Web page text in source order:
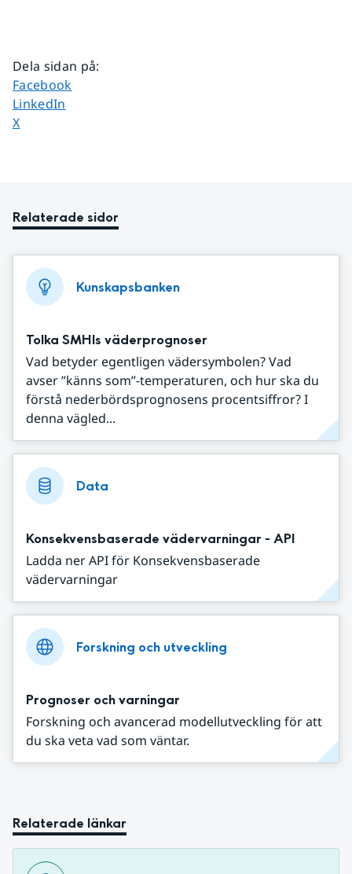
Dela sidan på:
Dela sidan på
Facebook
Dela sidan på
LinkedIn
Dela sidan på
X
Relaterade sidor
Kunskapsbanken
Tolka SMHIs väderprognoser
Vad betyder egentligen vädersymbolen? Vad
avser ”känns som”-temperaturen, och hur ska du
förstå nederbördsprognosens procentsiffror? I
denna vägled...
Data
Konsekvensbaserade vädervarningar - API
Ladda ner API för Konsekvensbaserade
vädervarningar
Forskning och utveckling
Prognoser och varningar
Forskning och avancerad modellutveckling för att
du ska veta vad som väntar.
Relaterade länkar